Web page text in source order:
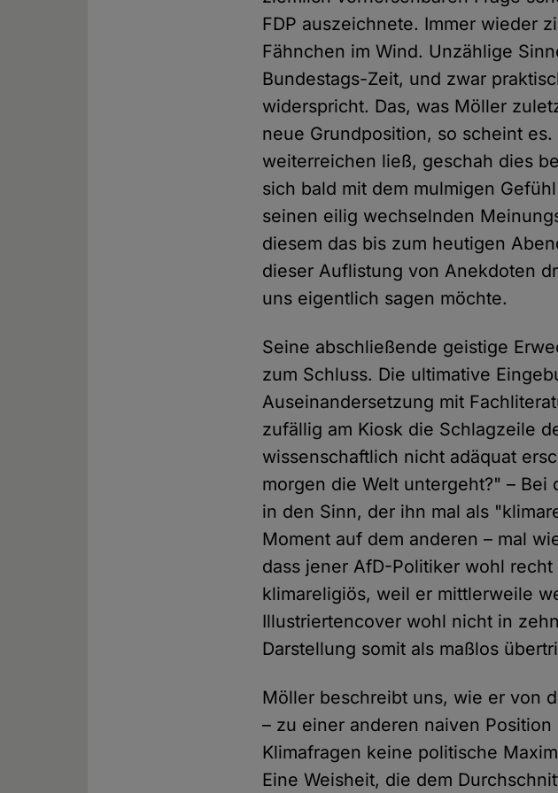
FDP auszeichnete. Immer wieder
Fähnchen im Wind. Unzählige
Bundestags-Zeit, und zwar
widerspricht. Das, was Möller
neue Grundposition, so scheint
weiterreichen ließ, geschah dies
sich bald mit dem mulmigen
seinen eilig wechselnden
diesem das bis zum heutigen
dieser Auflistung von Anekdoten
uns eigentlich sagen möchte.
Seine abschließende geistige
zum Schluss. Die ultimative
Auseinandersetzung mit
zufällig am Kiosk die Schlagzeile
wissenschaftlich nicht adäquat
morgen die Welt untergeht?" –
in den Sinn, der ihn mal als
Moment auf dem anderen – mal
dass jener AfD-Politiker wohl
klimareligiös, weil er mittlerweile
Illustriertencover wohl nicht in
Darstellung somit als maßlos
Möller beschreibt uns, wie er von
– zu einer anderen naiven
Klimafragen keine politische
Eine Weisheit, die dem